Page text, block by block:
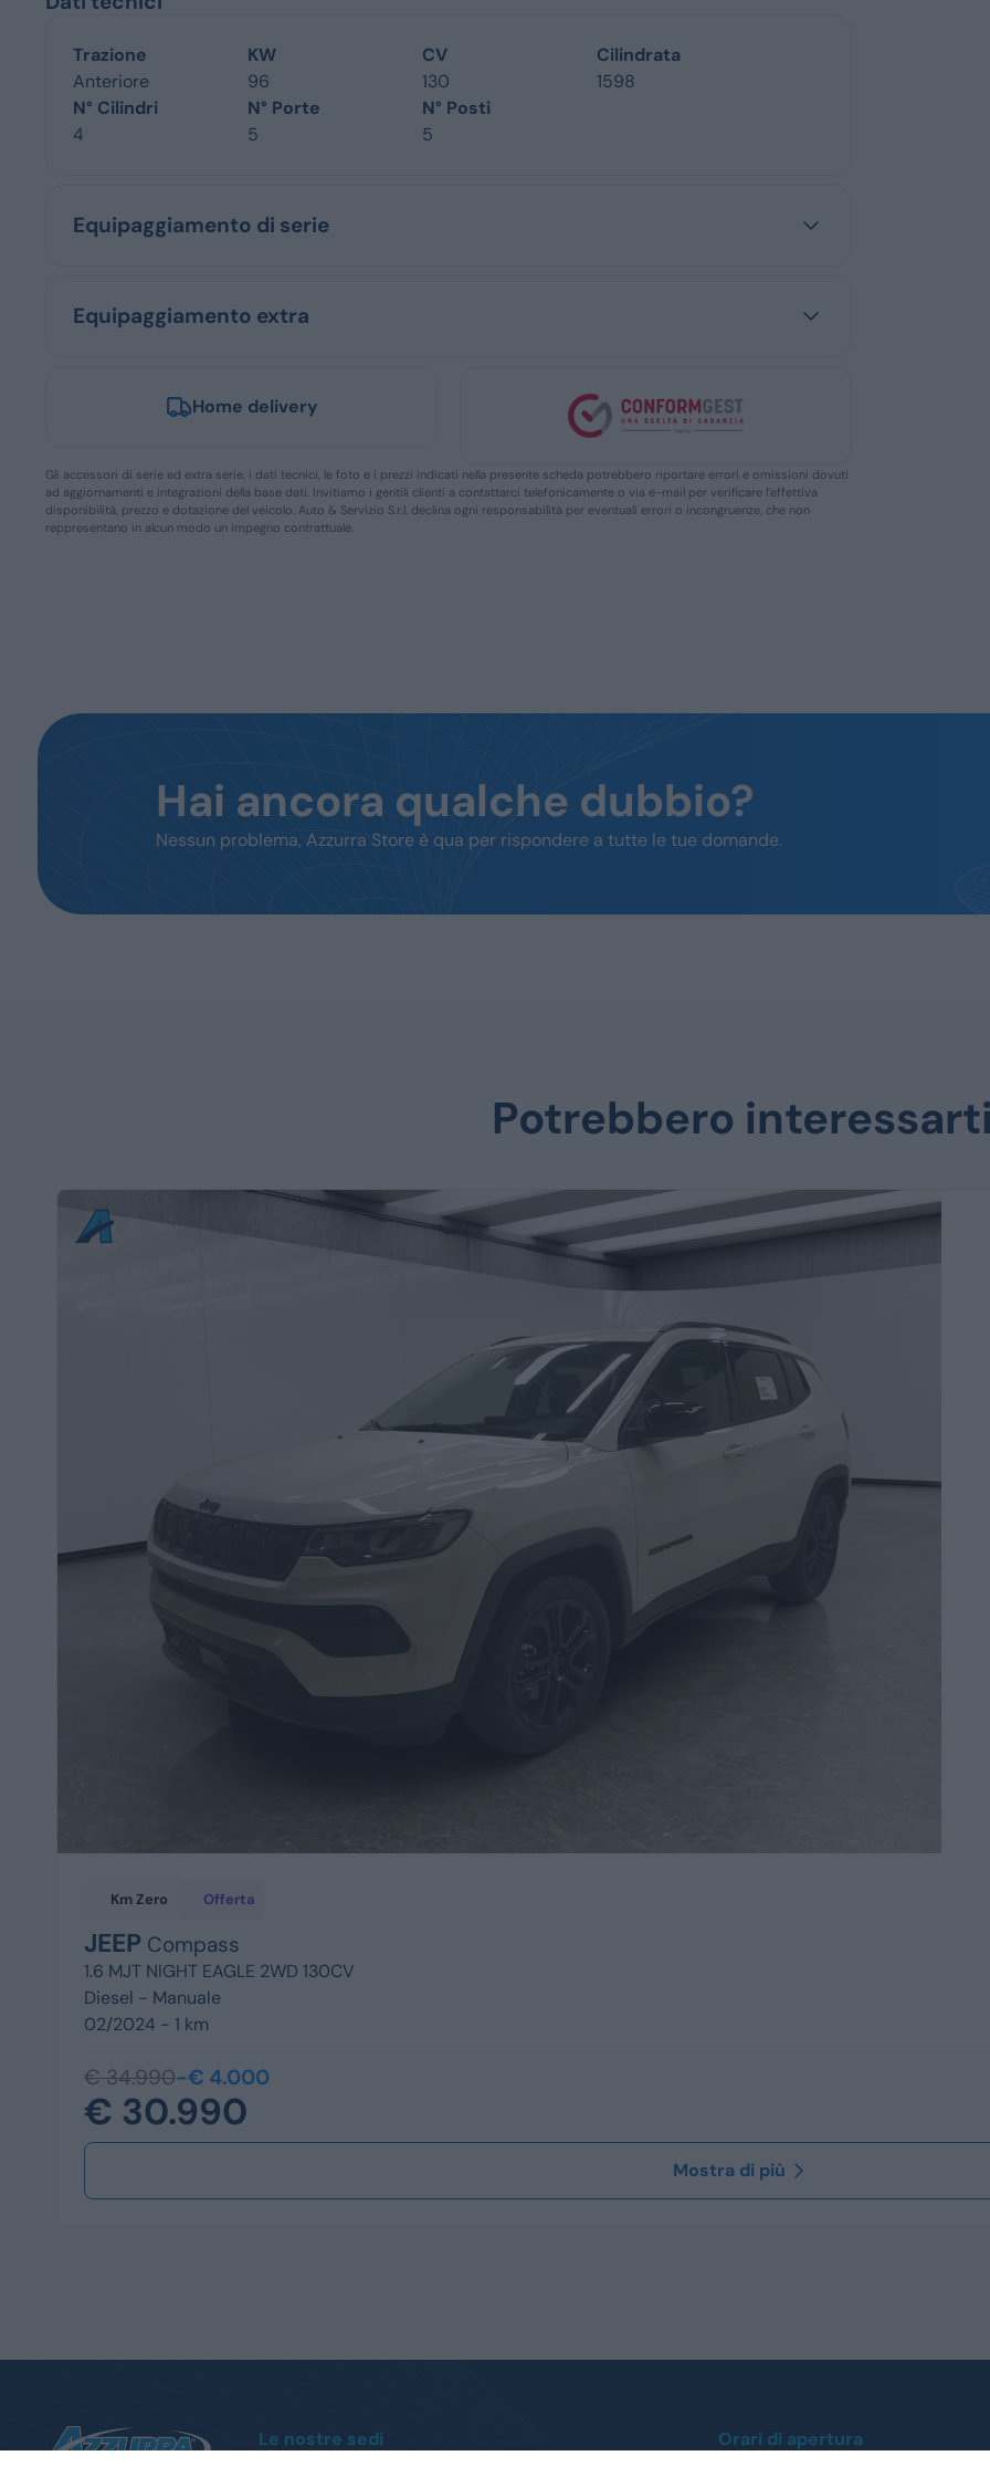
Trazione
Anteriore
KW
96
CV
130
Cilindrata
1598
N° Cilindri
4
N° Porte
5
N° Posti
5
Equipaggiamento di serie
Equipaggiamento extra
Home delivery
Gli accessori di serie ed extra serie, i dati tecnici, le foto e i prezzi indicati nella presente scheda potrebbero riportare errori e omissioni dovuti
ad aggiornamenti e integrazioni della base dati. Invitiamo i gentili clienti a contattarci telefonicamente o via e-mail per verificare l’effettiva
disponibilità, prezzo e dotazione del veicolo. Auto & Servizio S.r.l. declina ogni responsabilità per eventuali errori o incongruenze, che non
reppresentano in alcun modo un impegno contrattuale.
Hai ancora qualche dubbio?
Nessun problema, Azzurra Store è qua per rispondere a tutte le tue domande.
Potrebbero
Km Zero Offerta
JEEP Compass
1.6 MJT NIGHT EAGLE 2WD 130CV
Diesel - Manuale
02/2024 - 1 km
€ 34.990-€ 4.000
€ 30.990
Mostra di più
Le nostre sedi Orari di apertura